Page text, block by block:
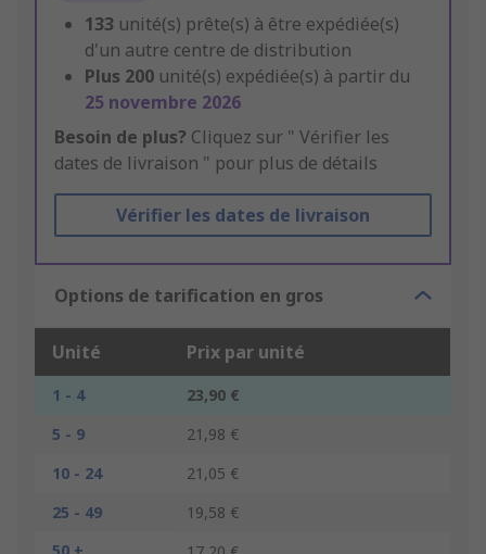
133 unité(s) prête(s) à être expédiée(s)
d'un autre centre de distribution
Plus 200 unité(s) expédiée(s) à partir du
25 novembre 2026
Besoin de plus? Cliquez sur " Vérifier les
dates de livraison " pour plus de détails
Vérifier les dates de livraison
Options de tarification en gros
Unité Prix par unité
1 - 4
23,90 €
5 - 9
21,98 €
10 - 24
21,05 €
25 - 49
19,58 €